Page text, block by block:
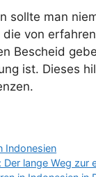
sollte man
die von
Bescheid
ist. Dieses
Indonesien
Der lange Weg zur